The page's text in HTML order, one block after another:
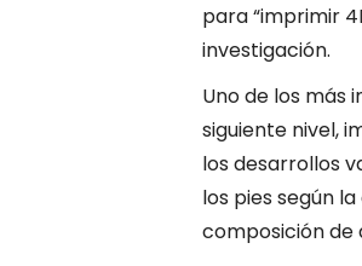
para “imprimir
investigación.
Uno de los más
siguiente nivel,
los desarrollos
los pies según
composición de